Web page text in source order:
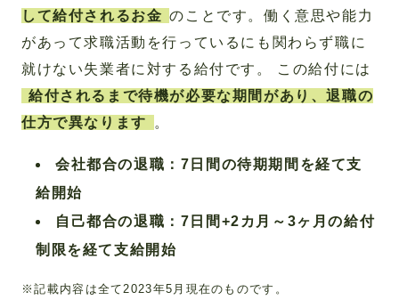
して給付されるお金 のことです。働く意思や能力
があって求職活動を行っているにも関わらず職に
就けない失業者に対する給付です。 この給付には
給付されるまで待機が必要な期間があり、退職の
仕方で異なります
。
会社都合の退職：7日間の待期期間を経て支
給開始
自己都合の退職：7日間+2カ月～3ヶ月の給付
制限を経て支給開始
※記載内容は全て2023年5月現在のものです。